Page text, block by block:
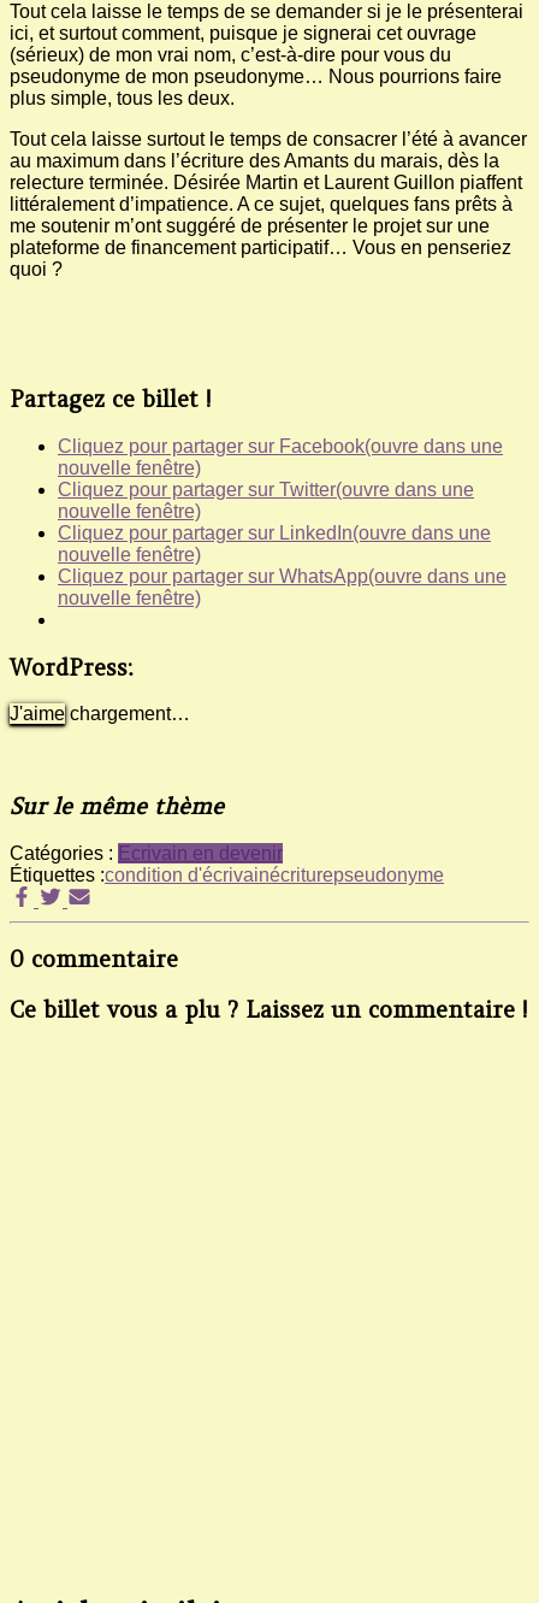
Tout cela laisse le temps de se demander si je le présenterai
ici, et surtout comment, puisque je signerai cet ouvrage
(sérieux) de mon vrai nom, c’est-à-dire pour vous du
pseudonyme de mon pseudonyme… Nous pourrions faire
plus simple, tous les deux.
Tout cela laisse surtout le temps de consacrer l’été à avancer
au maximum dans l’écriture des Amants du marais, dès la
relecture terminée. Désirée Martin et Laurent Guillon piaffent
littéralement d’impatience. A ce sujet, quelques fans prêts à
me soutenir m’ont suggéré de présenter le projet sur une
plateforme de financement participatif… Vous en penseriez
quoi ?
Partagez ce billet !
Cliquez pour partager sur Facebook(ouvre dans une
nouvelle fenêtre)
Cliquez pour partager sur Twitter(ouvre dans une
nouvelle fenêtre)
Cliquez pour partager sur LinkedIn(ouvre dans une
nouvelle fenêtre)
Cliquez pour partager sur WhatsApp(ouvre dans une
nouvelle fenêtre)
WordPress:
J'aime chargement…
Sur le même thème
Catégories : Ecrivain en devenir
Étiquettes :condition d'écrivainécriturepseudonyme
0 commentaire
Ce billet vous a plu ? Laissez un commentaire !